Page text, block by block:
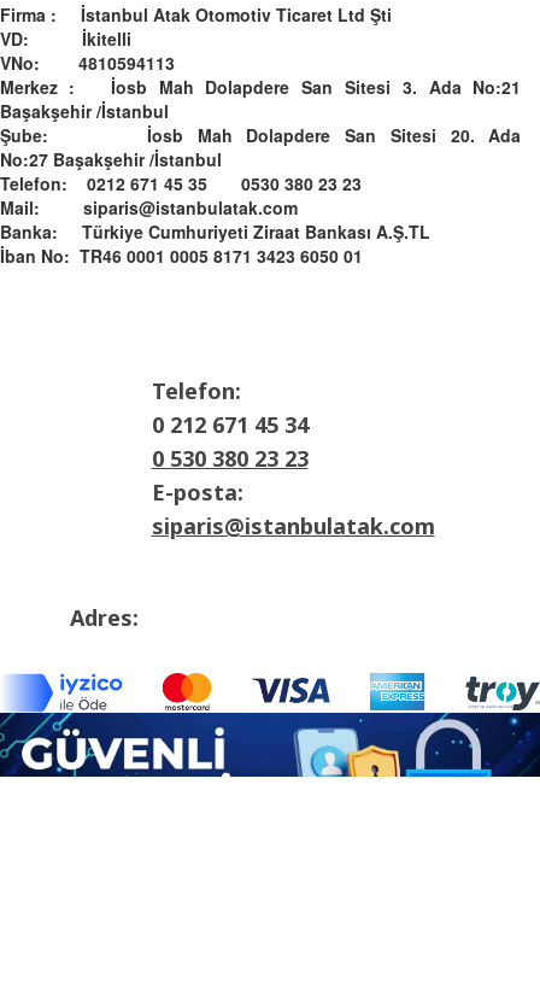
Firma : İstanbul Atak Otomotiv Ticaret Ltd Şti
VD: İkitelli
VNo: 4810594113
Merkez : İosb Mah Dolapdere San Sitesi 3. Ada No:21
Başakşehir /İstanbul
Şube: İosb Mah Dolapdere San Sitesi 20. Ada
No:27 Başakşehir /İstanbul
Telefon: 0212 671 45 35 0530 380 23 23
Mail: siparis@istanbulatak.com
Banka: Türkiye Cumhuriyeti Ziraat Bankası A.Ş.­­TL­
İban No: TR46 0001 0005 8171 3423 6050 01
Telefon:
0 212 671 45 34
0 530 380 23 23
E-posta:
siparis@istanbulatak.com
Adres:
No:21 Başakşehir/İstanbul